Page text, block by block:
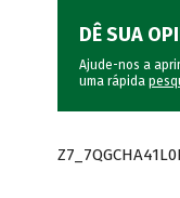
DÊ SUA
Ajude-nos a
uma rápida